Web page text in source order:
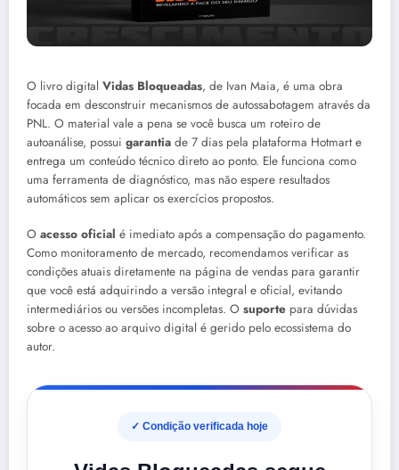
O livro digital Vidas Bloqueadas, de Ivan Maia, é uma obra
focada em desconstruir mecanismos de autossabotagem através da
PNL. O material vale a pena se você busca um roteiro de
autoanálise, possui garantia de 7 dias pela plataforma Hotmart e
entrega um conteúdo técnico direto ao ponto. Ele funciona como
uma ferramenta de diagnóstico, mas não espere resultados
automáticos sem aplicar os exercícios propostos.
O acesso oficial é imediato após a compensação do pagamento.
Como monitoramento de mercado, recomendamos verificar as
condições atuais diretamente na página de vendas para garantir
que você está adquirindo a versão integral e oficial, evitando
intermediários ou versões incompletas. O suporte para dúvidas
sobre o acesso ao arquivo digital é gerido pelo ecossistema do
autor.
✓ Condição verificada hoje